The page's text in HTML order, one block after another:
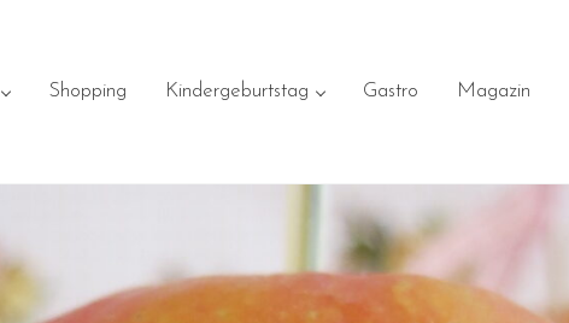
Shopping Kindergeburtstag Gastro Magazin